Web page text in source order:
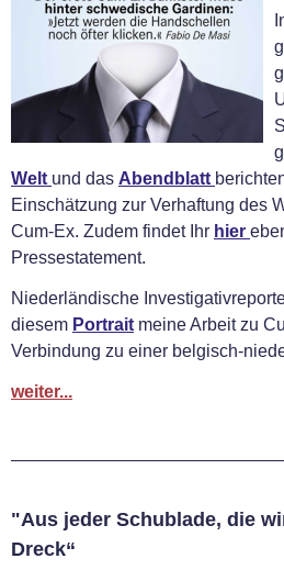
Welt und das Abendblatt
Einschätzung zur Verhaftung des
Cum-Ex. Zudem findet Ihr hier
Pressestatement.
Niederländische
diesem Portrait meine Arbeit zu
Verbindung zu einer belgisch-
weiter...
"Aus jeder Schublade, die
Dreck“